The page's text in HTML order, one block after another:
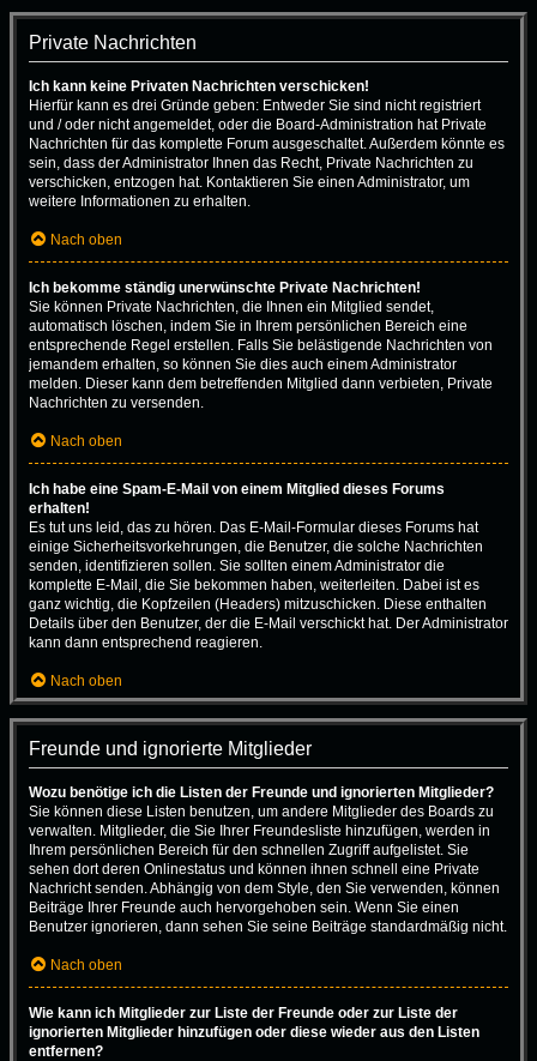
Private Nachrichten
Ich kann keine Privaten Nachrichten verschicken!
Hierfür kann es drei Gründe geben: Entweder Sie sind nicht registriert
und / oder nicht angemeldet, oder die Board-Administration hat Private
Nachrichten für das komplette Forum ausgeschaltet. Außerdem könnte es
sein, dass der Administrator Ihnen das Recht, Private Nachrichten zu
verschicken, entzogen hat. Kontaktieren Sie einen Administrator, um
weitere Informationen zu erhalten.
Nach oben
Ich bekomme ständig unerwünschte Private Nachrichten!
Sie können Private Nachrichten, die Ihnen ein Mitglied sendet,
automatisch löschen, indem Sie in Ihrem persönlichen Bereich eine
entsprechende Regel erstellen. Falls Sie belästigende Nachrichten von
jemandem erhalten, so können Sie dies auch einem Administrator
melden. Dieser kann dem betreffenden Mitglied dann verbieten, Private
Nachrichten zu versenden.
Nach oben
Ich habe eine Spam-E-Mail von einem Mitglied dieses Forums
erhalten!
Es tut uns leid, das zu hören. Das E-Mail-Formular dieses Forums hat
einige Sicherheitsvorkehrungen, die Benutzer, die solche Nachrichten
senden, identifizieren sollen. Sie sollten einem Administrator die
komplette E-Mail, die Sie bekommen haben, weiterleiten. Dabei ist es
ganz wichtig, die Kopfzeilen (Headers) mitzuschicken. Diese enthalten
Details über den Benutzer, der die E-Mail verschickt hat. Der Administrator
kann dann entsprechend reagieren.
Nach oben
Freunde und ignorierte Mitglieder
Wozu benötige ich die Listen der Freunde und ignorierten Mitglieder?
Sie können diese Listen benutzen, um andere Mitglieder des Boards zu
verwalten. Mitglieder, die Sie Ihrer Freundesliste hinzufügen, werden in
Ihrem persönlichen Bereich für den schnellen Zugriff aufgelistet. Sie
sehen dort deren Onlinestatus und können ihnen schnell eine Private
Nachricht senden. Abhängig von dem Style, den Sie verwenden, können
Beiträge Ihrer Freunde auch hervorgehoben sein. Wenn Sie einen
Benutzer ignorieren, dann sehen Sie seine Beiträge standardmäßig nicht.
Nach oben
Wie kann ich Mitglieder zur Liste der Freunde oder zur Liste der
ignorierten Mitglieder hinzufügen oder diese wieder aus den Listen
entfernen?